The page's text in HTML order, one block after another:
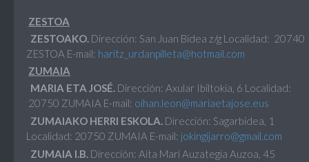
ZESTOA
ZESTOAKO. Dirección: San Juan Bidea z/g Localidad: 20740
ZESTOA E-mail: haritz_urdanpilleta@hotmail.com
ZUMAIA
MARIA ETA JOSÉ. Dirección: Axular Ibiltokia, 6 Localidad:
20750 ZUMAIA E-mail: oihan.leon@mariaetajose.eus
ZUMAIAKO HERRI ESKOLA. Dirección: Sagarbidea, 1
Localidad: 20750 ZUMAIA E-mail: jokingijarro@gmail.com
ZUMAIA I.B. Dirección: Aita Mari Auzategia Auzoa, 45